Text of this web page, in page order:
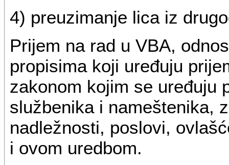
4) preuzimanje lica iz
Prijem na rad u VBA,
propisima koji uređuju
zakonom kojim se uređuju
službenika i nameštenika,
nadležnosti, poslovi,
i ovom uredbom.